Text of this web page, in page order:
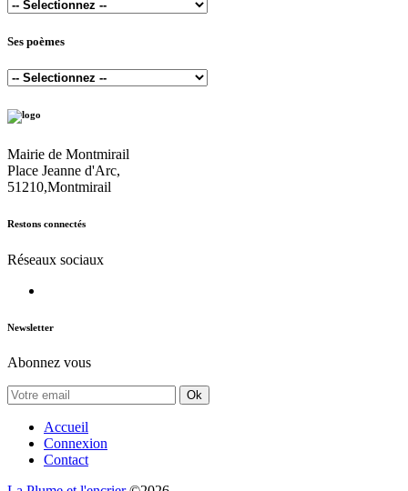
Ses poèmes
Mairie de Montmirail
Place Jeanne d'Arc,
51210,Montmirail
Restons connectés
Réseaux sociaux
Newsletter
Abonnez vous
Ok
Accueil
Connexion
Contact